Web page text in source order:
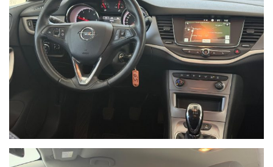
NON HAI TROVATO L'AUTO CHE
Compila il modulo e ti contatteremo appena l'auto che
cerchi sarà disponibile